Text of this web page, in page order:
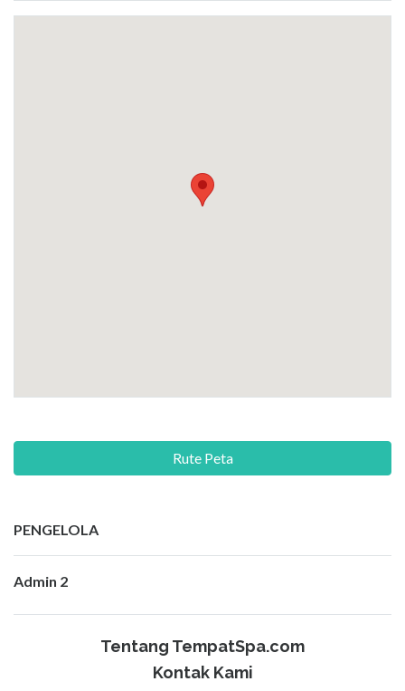
Rute Peta
PENGELOLA
Admin 2
Tentang TempatSpa.com
Kontak Kami